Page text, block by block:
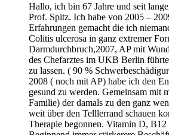
Hallo, ich bin 67 Jahre und seit
Prof. Spitz. Ich habe von 2005 –
Erfahrungen gemacht die ich
Colitis ulcerosa in ganz extremer
Darmdurchbruch,2007, AP mit
des Chefarztes im UKB Berlin
zu lassen. ( 90 %
2008 ( noch mit AP) habe ich den
gesund zu werden. Gemeinsam mit
Familie) der damals zu den ganz
weit über den Telllerrand schauen
Therapie begonnen. Vitamin D, B12